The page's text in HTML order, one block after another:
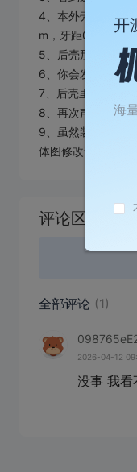
4、本外壳共使用
m，牙距0.5mm。
5、后壳那四个通
6、你会发现前壳
7、后壳里面，中
8、再次声明，我
9、虽然装配图没
体图修改调整了，
失
评论区
全部评论 (1)
2026-04-12
没事 我看
开
海